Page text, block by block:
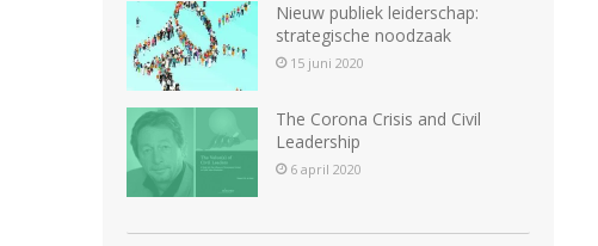
Nieuw publiek leiderschap:
strategische noodzaak
15 juni 2020
The Corona Crisis and Civil
Leadership
6 april 2020